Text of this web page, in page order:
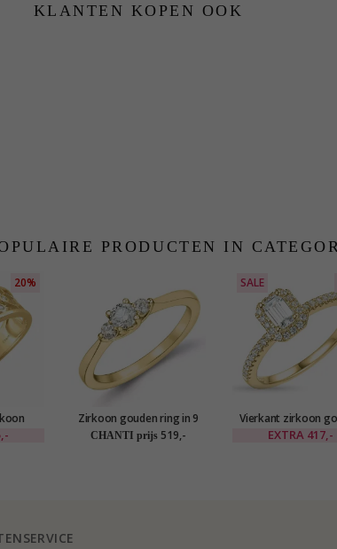
KLANTEN KOPEN OOK
PRODUCTEN IN
20%
Zirkoon gouden ring in 9
karaat goud
CHANTI prijs 519,-
SALE
Vierkant zirkoon
ring in 9 karaat
EXTRA 417,-